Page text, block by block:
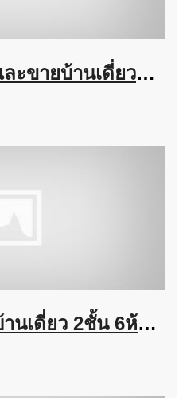
รหัสC7251 ให้เช่าและขายบ้านเดี่ยวหมู่บ้านแกรนดิโอ ลาดพร้าว-เกษตรนวมินทร์ บ้านตกแต่งสวยพร้อมอยู่
รหัสC7252 ให้เช่าบ้านเดี่ยว 2ชั้น 6ห้องนอน ถนนลาดพร้าวซอย 35 บ้านตกแต่งสวยพร้อมอยู่